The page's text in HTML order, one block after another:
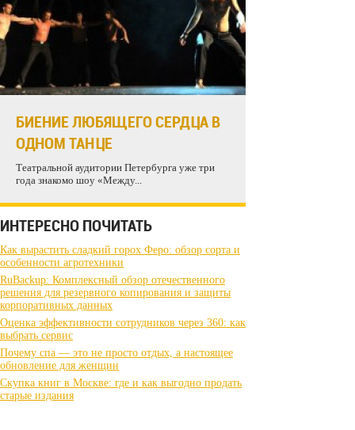
БИЕНИЕ ЛЮБЯЩЕГО СЕРДЦА В
ОДНОМ ТАНЦЕ
Театральной аудитории Петербурга уже три
года знакомо шоу «Между...
ИНТЕРЕСНО ПОЧИТАТЬ
Как вырастить сладкий горох Феро: обзор сорта и
особенности агротехники
RuBackup: Комплексный обзор отечественного
решения для резервного копирования и защиты
корпоративных данных
Оценка эффективности сотрудников через 360: как
выбрать сервис
Почему спа — это не просто отдых, а настоящее
обновление для женщин
Скупка книг в Москве: где и как выгодно продать
старые издания